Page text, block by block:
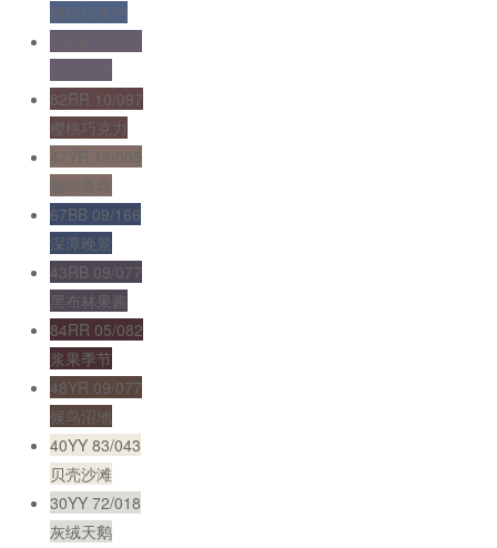
撒哈拉夜空
82RR 10/097
樱桃巧克力
47YR 18/085
咖啡香颂
67BB 09/166
深潭晚景
43RB 09/077
黑布林果酱
84RR 05/082
浆果季节
48YR 09/077
候鸟沼地
40YY 83/043
贝壳沙滩
30YY 72/018
灰绒天鹅